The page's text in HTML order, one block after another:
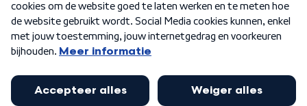
Algemene voorwaarden Privacybeleid